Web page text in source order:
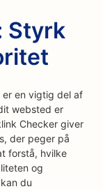
Styrk
er en vigtig del af
websted er
Checker giver
der peger på
forstå, hvilke
og
du